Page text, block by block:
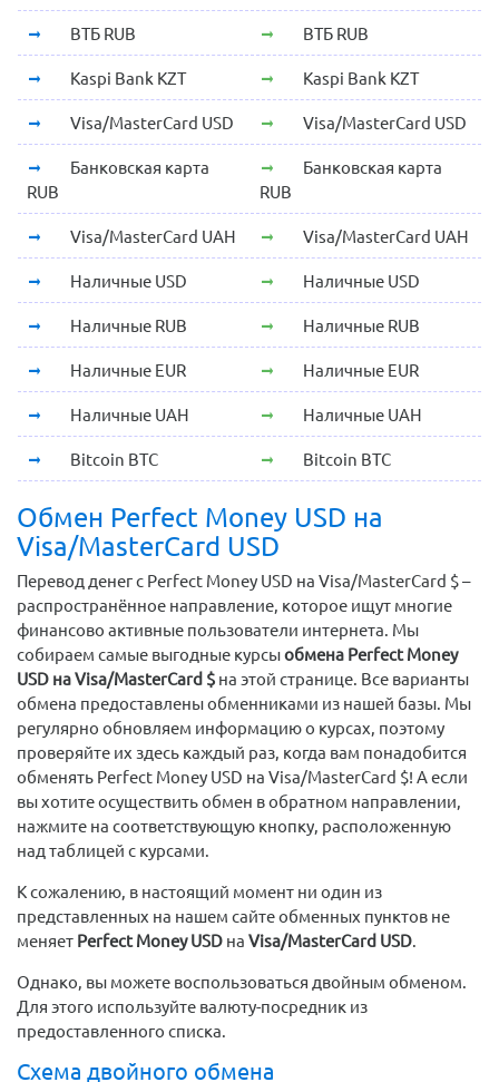
ВТБ RUB ВТБ RUB
Kaspi Bank KZT Kaspi Bank KZT
Visa/MasterCard USD Visa/MasterCard USD
Банковская карта
RUB
Банковская карта
RUB
Visa/MasterCard UAH Visa/MasterCard UAH
Наличные USD Наличные USD
Наличные RUB Наличные RUB
Наличные EUR Наличные EUR
Наличные UAH Наличные UAH
Bitcoin BTC Bitcoin BTC
Обмен Perfect Money USD на
Visa/MasterCard USD
Перевод денег с Perfect Money USD на Visa/MasterCard $ –
распространённое направление, которое ищут многие
финансово активные пользователи интернета. Мы
собираем самые выгодные курсыобмена Perfect Money
USD на Visa/MasterCard $ на этой странице. Все варианты
обмена предоставлены обменниками из нашей базы. Мы
регулярно обновляем информацию о курсах, поэтому
проверяйте их здесь каждый раз, когда вам понадобится
обменять Perfect Money USD на Visa/MasterCard $! А если
вы хотите осуществить обмен в обратном направлении,
нажмите на соответствующую кнопку, расположенную
над таблицей с курсами.
К сожалению, в настоящий момент ни один из
представленных на нашем сайте обменных пунктов не
меняет Perfect Money USD на Visa/MasterCard USD.
Однако, вы можете воспользоваться двойным обменом.
Для этого используйте валюту-посредник из
предоставленного списка.
Схема двойного обмена